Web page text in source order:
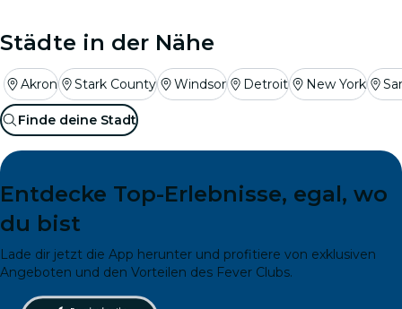
Städte in der Nähe
Akron Stark County Windsor Detroit New York
Finde deine Stadt
Entdecke Top-Erlebnisse, egal, wo
du bist
Lade dir jetzt die App herunter und profitiere von exklusiven
Angeboten und den Vorteilen des Fever Clubs.